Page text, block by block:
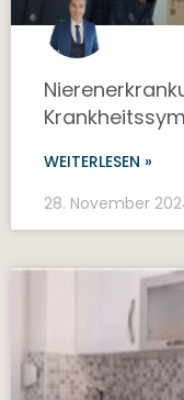
WEITERLESEN »
28. November